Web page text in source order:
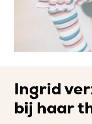
Ingrid
bij haar